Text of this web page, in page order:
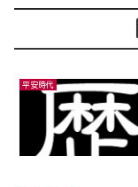
平安時代